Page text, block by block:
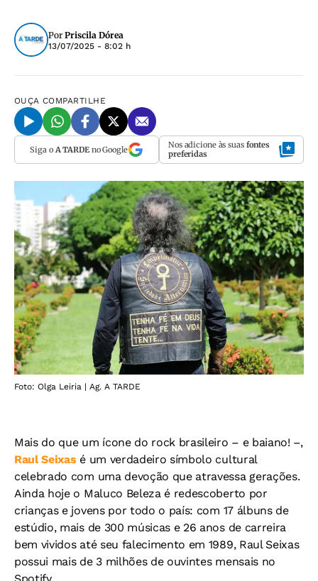
Por Priscila Dórea
13/07/2025 - 8:02 h
OUÇA COMPARTILHE
Siga o A TARDEno Google Nos adicione às suas fontes
preferidas
Foto: Olga Leiria | Ag. A TARDE
Mais do que um ícone do rock brasileiro – e baiano! –,
Raul Seixas é um verdadeiro símbolo cultural
celebrado com uma devoção que atravessa gerações.
Ainda hoje o Maluco Beleza é redescoberto por
crianças e jovens por todo o país: com 17 álbuns de
estúdio, mais de 300 músicas e 26 anos de carreira
bem vividos até seu falecimento em 1989, Raul Seixas
possui mais de 3 milhões de ouvintes mensais no